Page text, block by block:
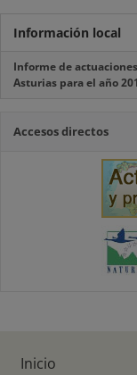
Información local
Informe de
Asturias para el año
Accesos directos
Inicio